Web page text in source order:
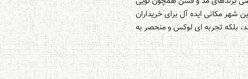
شهر مکانی ایده آل برای خریداران
بلکه تجربه ای لوکس و منحصر به